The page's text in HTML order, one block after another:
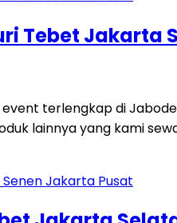
Tebet Jakarta
terlengkap di
lainnya yang kami